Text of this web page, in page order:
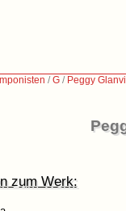
/G / Peggy
zum Werk: